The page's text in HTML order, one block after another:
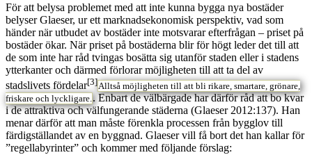
För att belysa problemet med att inte kunna bygga nya bostäder
belyser Glaeser, ur ett marknadsekonomisk perspektiv, vad som
händer när utbudet av bostäder inte motsvarar efterfrågan – priset på
bostäder ökar. När priset på bostäderna blir för högt leder det till att
de som inte har råd tvingas bosätta sig utanför staden eller i stadens
ytterkanter och därmed förlorar möjligheten till att ta del av
stadslivets fördelar[3]Alltså möjligheten till att bli rikare, smartare, grönare,
friskare och lyckligare.. Enbart de välbärgade har därför råd att bo kvar
i de attraktiva och välfungerande städerna (Glaeser 2012:137). Han
menar därför att man måste förenkla processen från bygglov till
färdigställandet av en byggnad. Glaeser vill få bort det han kallar för
”regellabyrinter” och kommer med följande förslag: